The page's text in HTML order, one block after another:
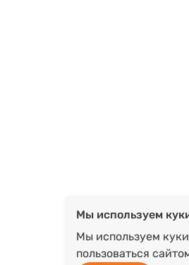
Мы используем
Мы используем
пользоваться